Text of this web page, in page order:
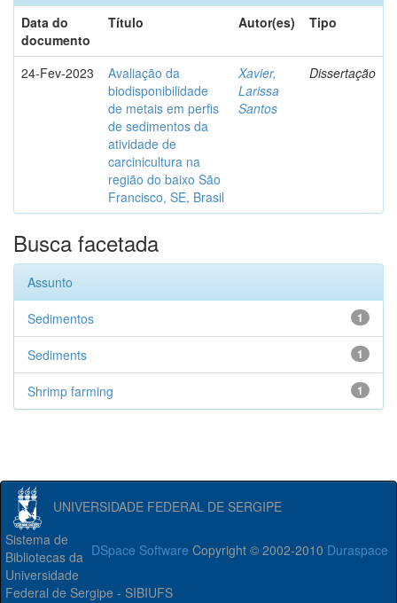
Data do
documento
Título Autor(es) Tipo
24-Fev-2023
Avaliação da
biodisponibilidade
de metais em perfis
de sedimentos da
atividade de
carcinicultura na
região do baixo São
Francisco, SE, Brasil
Xavier,
Larissa
Santos
Dissertação
Busca facetada
Assunto
1
Sedimentos
1
Sediments
1
Shrimp farming
UNIVERSIDADE FEDERAL DE SERGIPE
DSpace Software Copyright © 2002-2010 Duraspace
Sistema de
Bibliotecas da
Universidade
Federal de Sergipe - SIBIUFS